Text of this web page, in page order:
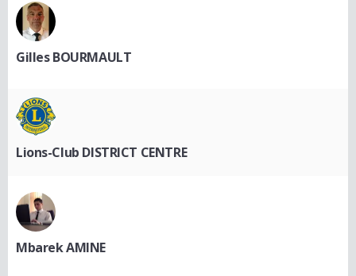
Gilles BOURMAULT
Lions-Club DISTRICT CENTRE
Mbarek AMINE